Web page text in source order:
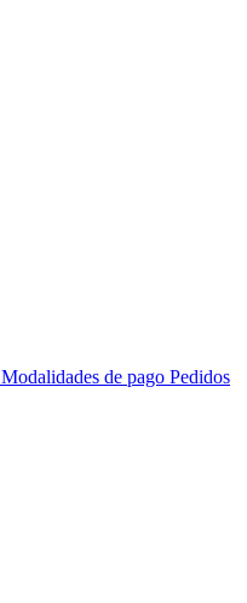
Modalidades de pago Pedidos